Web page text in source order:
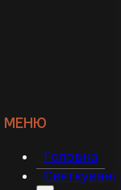
МЕНЮ
Головна